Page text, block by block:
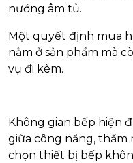
nướng âm tủ.
Một quyết định mua
nằm ở sản phẩm mà
vụ đi kèm.
Không gian bếp hiện
giữa công năng, thẩm
chọn thiết bị bếp